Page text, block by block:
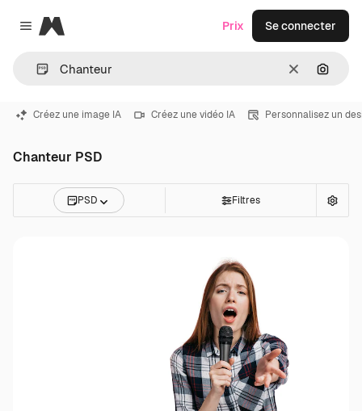
Close menu
Magnific
Effacer
Prix Se connecter
Créez une image IA Créez une vidéo IA Personnalisez un
Chanteur PSD
PSD Filtres